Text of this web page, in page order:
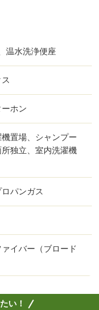
温水洗浄便座
ホン
置場、シャンプー
所独立、室内洗濯機
パンガス
イバー（ブロード
い！